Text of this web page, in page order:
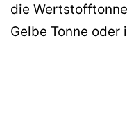
die
Gelbe Tonne oder